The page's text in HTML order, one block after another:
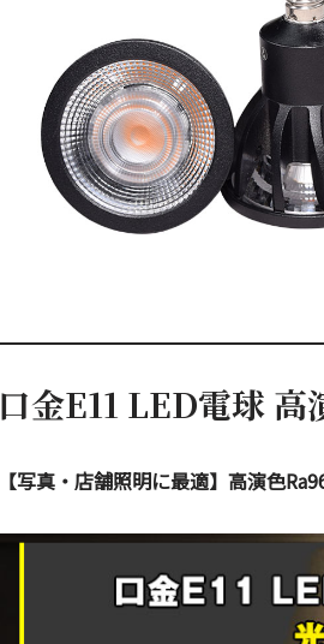
口金E11 LED電球 高
【写真・店舗照明に最適】高演色